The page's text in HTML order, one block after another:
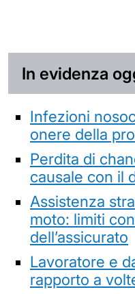
In evidenza
Infezioni
onere della
Perdita di
causale con il
Assistenza
moto: limiti
dell’assicurato
Lavoratore e
rapporto a